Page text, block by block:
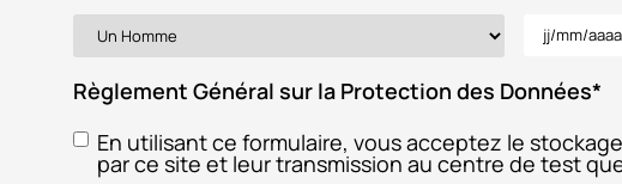
Règlement Général sur la Protection des Données*
En utilisant ce formulaire, vous acceptez le
par ce site et leur transmission au centre de test